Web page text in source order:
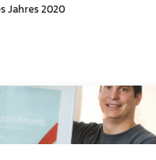
Jahres 2020